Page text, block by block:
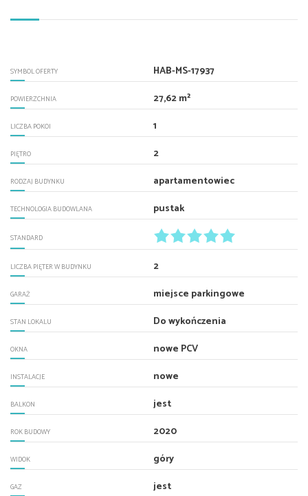
SYMBOL OFERTY HAB-MS-17937
POWIERZCHNIA 27,62 m²
LICZBA POKOI 1
PIĘTRO 2
RODZAJ BUDYNKU apartamentowiec
TECHNOLOGIA BUDOWLANA pustak
STANDARD
LICZBA PIĘTER W BUDYNKU 2
GARAŻ miejsce parkingowe
STAN LOKALU Do wykończenia
OKNA nowe PCV
INSTALACJE nowe
BALKON jest
ROK BUDOWY 2020
WIDOK góry
GAZ jest